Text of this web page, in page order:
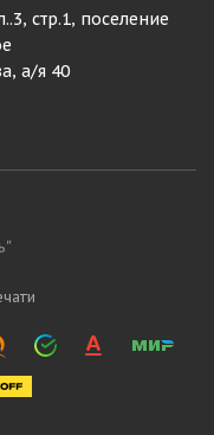
стр.1, поселение
а/я 40